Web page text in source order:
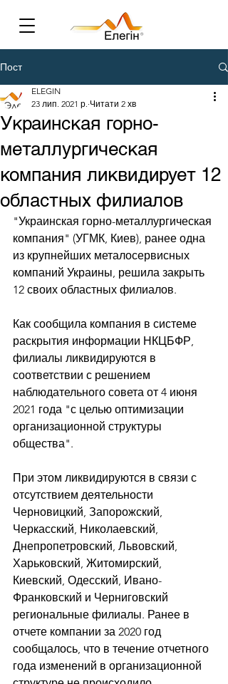
Пост
Украинская горно-
металлургическая
компания ликвидирует 12
областных филиалов
ELEGIN
23 лип. 2021 р. Читати 2 хв
"Украинская горно-металлургическая
компания" (УГМК, Киев), ранее одна
из крупнейших металосервисных
компаний Украины, решила закрыть
12 своих областных филиалов.
Как сообщила компания в системе
раскрытия информации НКЦБФР,
филиалы ликвидируются в
соответствии с решением
наблюдательного совета от 4 июня
2021 года "с целью оптимизации
организационной структуры
общества".
При этом ликвидируются в связи с
отсутствием деятельности
Черновицкий, Запорожский,
Черкасский, Николаевский,
Днепропетровский, Львовский,
Харьковский, Житомирский,
Киевский, Одесский, Ивано-
Франковский и Черниговский
региональные филиалы. Ранее в
отчете компании за 2020 год
сообщалось, что в течение отчетного
года изменений в организационной